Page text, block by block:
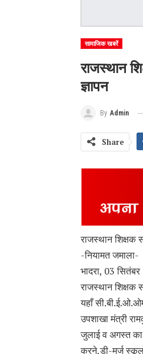
सामाजिक खबरें
राजस्थान
ज्ञापन
By Admin
Share
राजस्थान शिक्षक
-नियामत जमाला-
भादरा, 03 सितंबर
राजस्थान शिक्षक
यहाँ
उपशाखा मंत्री
जुलाई व अगस्त का
करने,डी-मर्ज